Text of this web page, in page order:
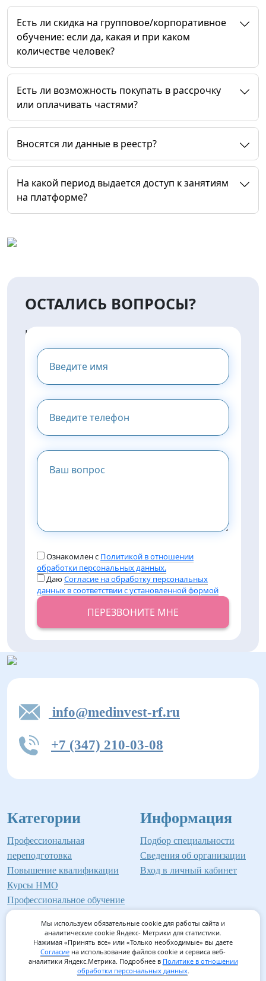
Есть ли скидка на групповое/корпоративное
обучение: если да, какая и при каком
количестве человек?
Есть ли возможность покупать в рассрочку
или оплачивать частями?
Вносятся ли данные в реестр?
На какой период выдается доступ к занятиям
на платформе?
ОСТАЛИСЬ ВОПРОСЫ?
НАПИШИТЕ НАМ И МЫ
ПРЕДОСТАВИМ ВАМ
КОНСУЛЬТАЦИЮ
Ознакомлен с Политикой в отношении
обработки персональных данных.
ДаюСогласие на обработку персональных
данных в соответствии с установленной формой
ПЕРЕЗВОНИТЕ МНЕ
info@medinvest-rf.ru
+7 (347) 210-03-08
Категории
Профессиональная
переподготовка
Повышение квалификации
Курсы НМО
Профессиональное обучение
Информация
Подбор специальности
Сведения об организации
Вход в личный кабинет
©2026 Институт профессионального образования
Мед-Инвест
Мы используем обязательные cookie для работы сайта и
аналитические cookie Яндекс- Метрики для статистики.
Нажимая «Принять все» или «Только необходимые» вы даете
Согласие на использование файлов cookie и сервиса веб-
аналитики Яндекс.Метрика. Подробнее в Политике в отношении
обработки персональных данных.